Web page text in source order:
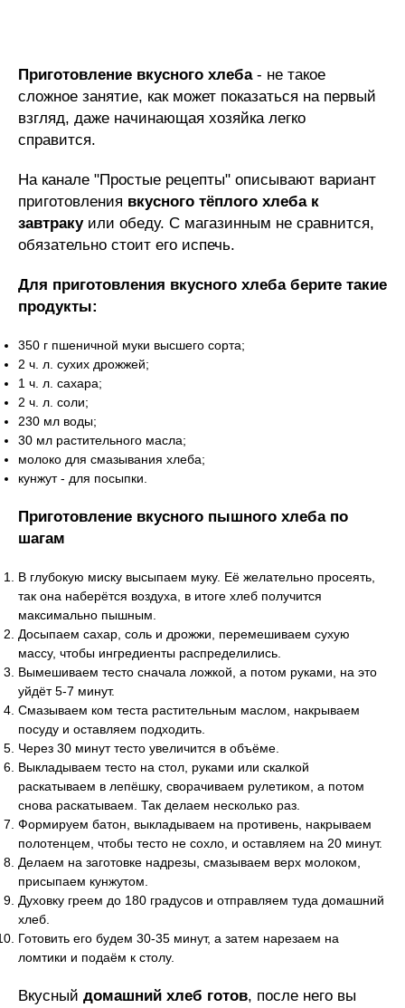
Приготовление вкусного хлеба- не такое
сложное занятие, как может показаться на первый
взгляд, даже начинающая хозяйка легко
справится.
На канале "Простые рецепты" описывают вариант
приготовления вкусного тёплого хлеба к
завтракуили обеду. С магазинным не сравнится,
обязательно стоит его испечь.
Для приготовления вкусного хлеба берите такие
продукты:
350 г пшеничной муки высшего сорта;
2 ч. л. сухих дрожжей;
1 ч. л. сахара;
2 ч. л. соли;
230 мл воды;
30 мл растительного масла;
молоко для смазывания хлеба;
кунжут - для посыпки.
Приготовление вкусного пышного хлеба по
шагам
В глубокую миску высыпаем муку. Её желательно просеять,
так она наберётся воздуха, в итоге хлеб получится
максимально пышным.
Досыпаем сахар, соль и дрожжи, перемешиваем сухую
массу, чтобы ингредиенты распределились.
Вымешиваем тесто сначала ложкой, а потом руками, на это
уйдёт 5-7 минут.
Смазываем ком теста растительным маслом, накрываем
посуду и оставляем подходить.
Через 30 минут тесто увеличится в объёме.
Выкладываем тесто на стол, руками или скалкой
раскатываем в лепёшку, сворачиваем рулетиком, а потом
снова раскатываем. Так делаем несколько раз.
Формируем батон, выкладываем на противень, накрываем
полотенцем, чтобы тесто не сохло, и оставляем на 20 минут.
Делаем на заготовке надрезы, смазываем верх молоком,
присыпаем кунжутом.
Духовку греем до 180 градусов и отправляем туда домашний
хлеб.
Готовить его будем 30-35 минут, а затем нарезаем на
ломтики и подаём к столу.
Вкусный домашний хлеб готов, после него вы